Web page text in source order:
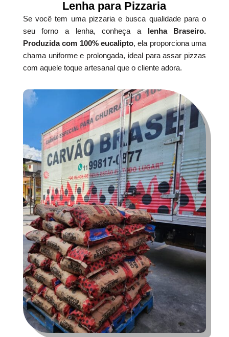
Lenha para Pizzaria
Se você tem uma pizzaria e busca qualidade para o
seu forno a lenha, conheça a lenha Braseiro.
Produzida com 100% eucalipto, ela proporciona uma
chama uniforme e prolongada, ideal para assar pizzas
com aquele toque artesanal que o cliente adora.